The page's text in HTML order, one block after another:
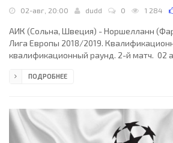
02-авг, 20:00 dudd 0 1 284
АИК (Сольна, Швеция) - Норшелланн
Лига Европы 2018/2019.
квалификационный раунд. 2-й матч. 02
Стадион Теле2-Арена. 10946 зрителей
Резервный судья: Вилли Делажо
34. Оскар Линнер; 6. Александер
ПОДРОБНЕЕ